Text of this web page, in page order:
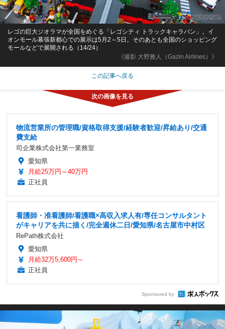
《撮影 大野雅人（Gazin Airlines）》
レゴの巨大ジオラマが全国をめぐる「レゴシティ トラックキャラバン」。イ
オンモール幕張新都心での展示は5月2～5日。そのあとも全国のショッピング
モールなどで展開される（14/24）
この記事へ戻る
物流営業所の管理職/資格取得支援/経験者歓迎/昇給あり/交通
費支給
司企業株式会社第一業務室
愛知県
月給25万円～40万円
正社員
看護師・准看護師/看護職×高収入求人有/専任コンサルタント
がキャリアを共に描く/完全週休二日/愛知県/名古屋市中村区
RePath株式会社
愛知県
月給32万5,600円～
正社員
Sponsored by